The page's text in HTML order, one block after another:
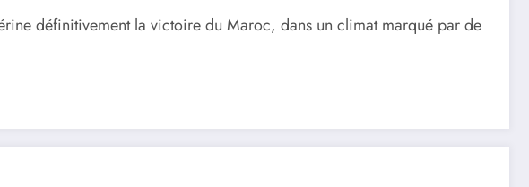
définitivement la victoire du Maroc, dans un climat marqué par de